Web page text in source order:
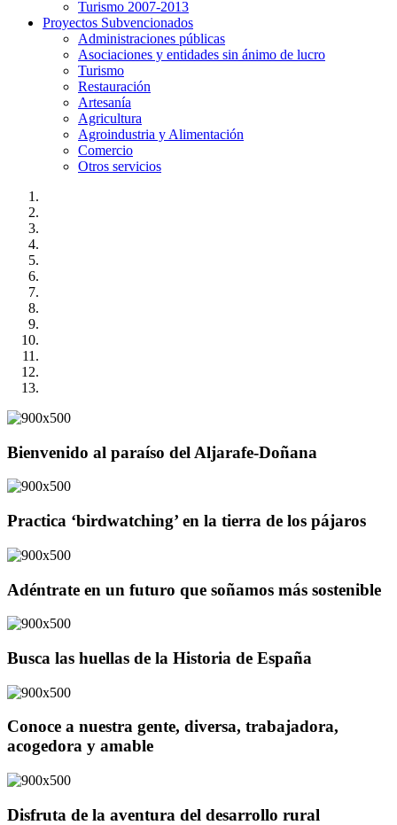
Turismo 2007-2013
Proyectos Subvencionados
Administraciones públicas
Asociaciones y entidades sin ánimo de lucro
Turismo
Restauración
Artesanía
Agricultura
Agroindustria y Alimentación
Comercio
Otros servicios
Bienvenido al paraíso del Aljarafe-Doñana
Practica ‘birdwatching’ en la tierra de los pájaros
Adéntrate en un futuro que soñamos más sostenible
Busca las huellas de la Historia de España
Conoce a nuestra gente, diversa, trabajadora,
acogedora y amable
Disfruta de la aventura del desarrollo rural